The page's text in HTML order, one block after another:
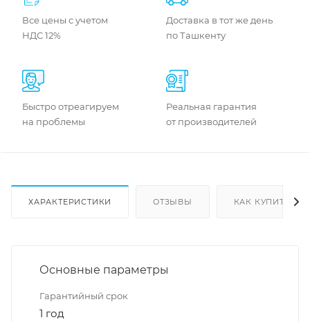
Все цены с учетом
НДС 12%
Доставка в тот же день
по Ташкенту
Быстро отреагируем
на проблемы
Реальная гарантия
от производителей
ХАРАКТЕРИСТИКИ ОТЗЫВЫ КАК КУПИТЬ
Основные параметры
Гарантийный срок
1 год